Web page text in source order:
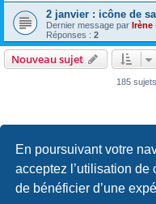
En poursuivant votre
acceptez l’utilisation de
de bénéficier d’une
2 janvier : icône de
Dernier message par Irène
Réponses : 2
Nouveau sujet
185 sujets
PERMISSIONS DU FORUM
Vousne pouvez paspublier de
Vousne pouvez pasrépondre aux
Vousne pouvez pasmodifier vos
supprimer vos